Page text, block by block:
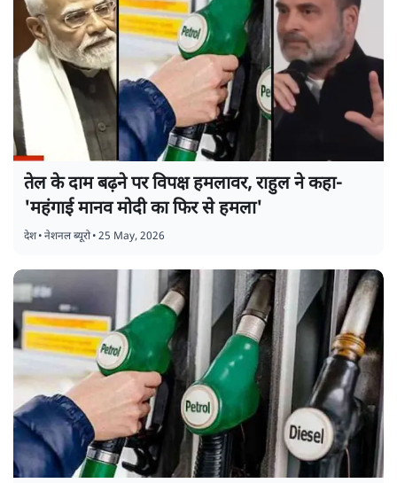
तेल के दाम बढ़ने पर विपक्ष हमलावर, राहुल ने कहा-
'महंगाई मानव मोदी का फिर से हमला'
देश•नेशनल ब्यूरो•25 May, 2026